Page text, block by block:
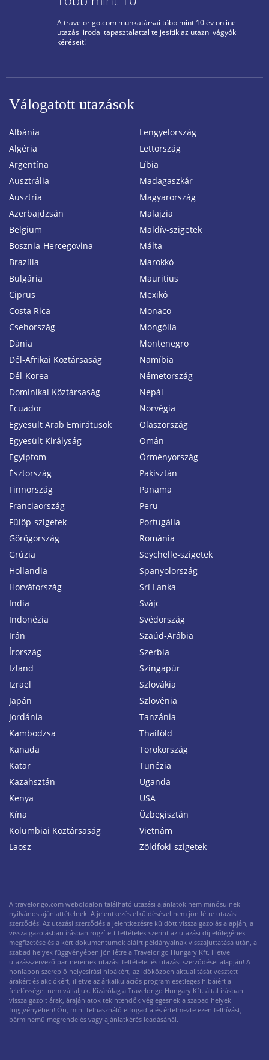
A travelorigo.com munkatársai több mint 10 év online
utazási irodai tapasztalattal teljesítik az utazni vágyók
kéréseit!
Válogatott utazások
Albánia
Algéria
Argentína
Ausztrália
Ausztria
Azerbajdzsán
Belgium
Bosznia-Hercegovina
Brazília
Bulgária
Ciprus
Costa Rica
Csehország
Dánia
Dél-Afrikai Köztársaság
Dél-Korea
Dominikai Köztársaság
Ecuador
Egyesült Arab Emirátusok
Egyesült Királyság
Egyiptom
Észtország
Finnország
Franciaország
Fülöp-szigetek
Görögország
Grúzia
Hollandia
Horvátország
India
Indonézia
Irán
Írország
Izland
Izrael
Japán
Jordánia
Kambodzsa
Kanada
Katar
Kazahsztán
Kenya
Kína
Kolumbiai Köztársaság
Laosz
Lengyelország
Lettország
Líbia
Madagaszkár
Magyarország
Malajzia
Maldív-szigetek
Málta
Marokkó
Mauritius
Mexikó
Monaco
Mongólia
Montenegro
Namíbia
Németország
Nepál
Norvégia
Olaszország
Omán
Örményország
Pakisztán
Panama
Peru
Portugália
Románia
Seychelle-szigetek
Spanyolország
Srí Lanka
Svájc
Svédország
Szaúd-Arábia
Szerbia
Szingapúr
Szlovákia
Szlovénia
Tanzánia
Thaiföld
Törökország
Tunézia
Uganda
USA
Üzbegisztán
Vietnám
Zöldfoki-szigetek
A travelorigo.com weboldalon található utazási ajánlatok nem minősülnek
nyilvános ajánlattételnek. A jelentkezés elküldésével nem jön létre utazási
szerződés! Az utazási szerződés a jelentkezésre küldött visszaigazolás alapján, a
visszaigazolásban írásban rögzített feltételek szerint az utazási díj előlegének
megfizetése és a kért dokumentumok aláírt példányainak visszajuttatása után, a
szabad helyek függvényében jön létre a Travelorigo Hungary Kft. illetve
utazásszervező partnereinek utazási feltételei és utazási szerződései alapján! A
honlapon szereplő helyesírási hibákért, az időközben aktualitását vesztett
árakért és akciókért, illetve az árkalkulációs program esetleges hibáiért a
felelősséget nem vállaljuk. Kizárólag a Travelorigo Hungary Kft. által írásban
visszaigazolt árak, árajánlatok tekintendők véglegesnek a szabad helyek
függvényében! Ön, mint felhasználó elfogadta és értelmezte ezen felhívást,
bárminemű megrendelés vagy ajánlatkérés leadásánál.